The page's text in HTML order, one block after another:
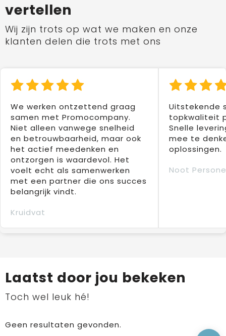
vertellen
Wij zijn trots op wat we maken en onze
klanten delen die trots met ons
We werken ontzettend graag
samen met Promocompany.
Niet alleen vanwege snelheid
en betrouwbaarheid, maar ook
het actief meedenken en
ontzorgen is waardevol. Het
voelt echt als samenwerken
met een partner die ons succes
belangrijk vindt.
Kruidvat
Uitstekende
topkwaliteit
Snelle
mee te
oplossingen.
Noot
Laatst door jou bekeken
Toch wel leuk hé!
Geen resultaten gevonden.